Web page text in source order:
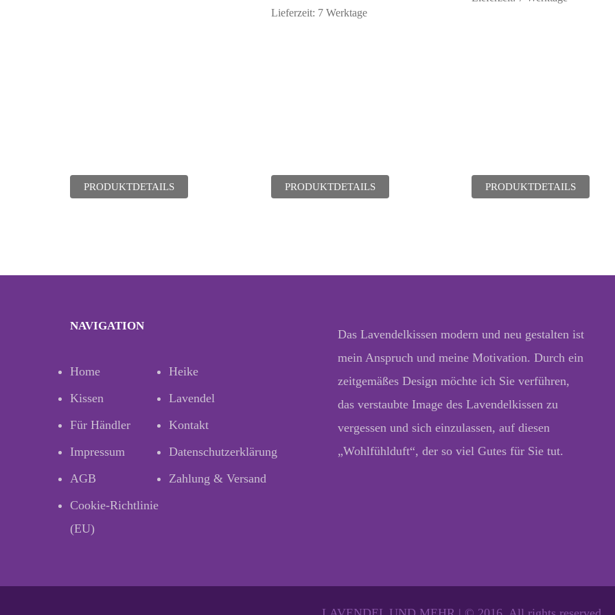
PRODUKTDETAILS
Lieferzeit: 7 Werktage
PRODUKTDETAILS PRODUKTDETAILS
NAVIGATION
Home
Heike
Kissen
Lavendel
Für Händler
Kontakt
Impressum
Datenschutzerklärung
AGB
Zahlung & Versand
Cookie-Richtlinie
(EU)
Das Lavendelkissen modern und neu gestalten ist
mein Anspruch und meine Motivation. Durch ein
zeitgemäßes Design möchte ich Sie verführen,
das verstaubte Image des Lavendelkissen zu
vergessen und sich einzulassen, auf diesen
„Wohlfühlduft“, der so viel Gutes für Sie tut.